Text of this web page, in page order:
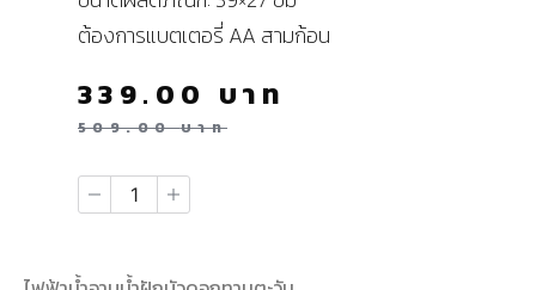
ต้องการแบตเตอรี่ AA สามก้อน
509.00บาท
339.00 บาท